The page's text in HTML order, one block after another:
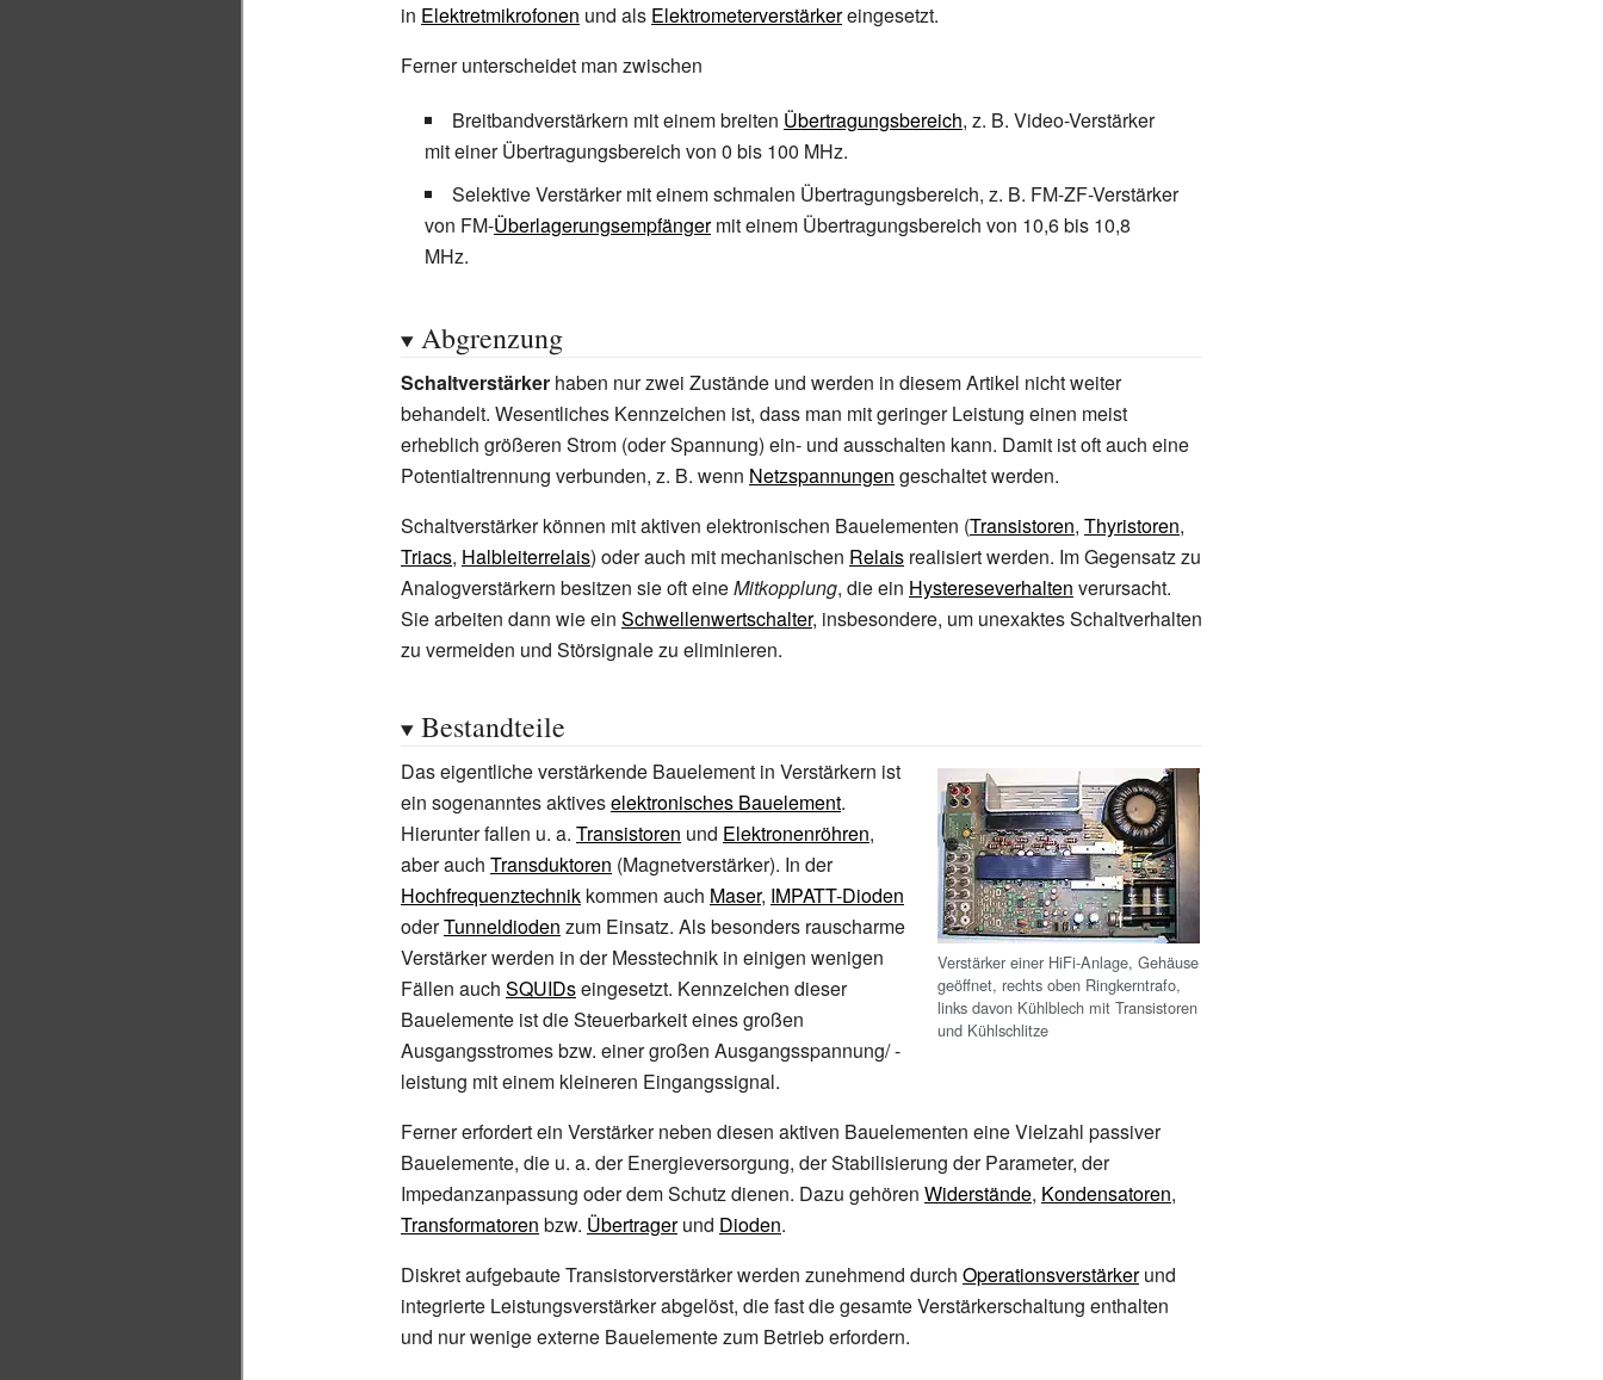
in Elektretmikrofonen und als Elektrometerverstärkereingesetzt.
Ferner unterscheidet man zwischen
Breitbandverstärkern mit einem breiten Übertragungsbereich, z. B. Video-Verstärker
mit einer Übertragungsbereich von 0 bis 100 MHz.
Selektive Verstärker mit einem schmalen Übertragungsbereich, z. B. FM-ZF-Verstärker
von FM-Überlagerungsempfängermit einem Übertragungsbereich von 10,6 bis 10,8
MHz.
Abgrenzung
Schaltverstärker haben nur zwei Zustände und werden in diesem Artikel nicht weiter
behandelt. Wesentliches Kennzeichen ist, dass man mit geringer Leistung einen meist
erheblich größeren Strom (oder Spannung) ein- und ausschalten kann. Damit ist oft auch eine
Potentialtrennung verbunden, z. B. wenn Netzspannungen geschaltet werden.
Schaltverstärker können mit aktiven elektronischen Bauelementen (Transistoren, Thyristoren,
Triacs, Halbleiterrelais) oder auch mit mechanischen Relais realisiert werden. Im Gegensatz zu
Analogverstärkern besitzen sie oft eineMitkopplung, die ein Hystereseverhalten verursacht.
Sie arbeiten dann wie ein Schwellenwertschalter, insbesondere, um unexaktes Schaltverhalten
zu vermeiden und Störsignale zu eliminieren.
Bestandteile
Verstärker einer HiFi-Anlage, Gehäuse
geöffnet, rechts oben Ringkerntrafo,
links davon Kühlblech mit Transistoren
und Kühlschlitze
Das eigentliche verstärkende Bauelement in Verstärkern ist
ein sogenanntes aktiveselektronisches Bauelement.
Hierunter fallen u. a. Transistoren und Elektronenröhren,
aber auch Transduktoren (Magnetverstärker). In der
Hochfrequenztechnik kommen auch Maser, IMPATT-Dioden
oderTunneldioden zum Einsatz. Als besonders rauscharme
Verstärker werden in der Messtechnik in einigen wenigen
Fällen auch SQUIDseingesetzt. Kennzeichen dieser
Bauelemente ist die Steuerbarkeit eines großen
Ausgangsstromes bzw. einer großen Ausgangsspannung/ -
leistung mit einem kleineren Eingangssignal.
Ferner erfordert ein Verstärker neben diesen aktiven Bauelementen eine Vielzahl passiver
Bauelemente, die u. a. der Energieversorgung, der Stabilisierung der Parameter, der
Impedanzanpassung oder dem Schutz dienen. Dazu gehören Widerstände, Kondensatoren,
Transformatoren bzw. Übertragerund Dioden.
Diskret aufgebaute Transistorverstärker werden zunehmend durch Operationsverstärkerund
integrierte Leistungsverstärker abgelöst, die fast die gesamte Verstärkerschaltung enthalten
und nur wenige externe Bauelemente zum Betrieb erfordern.